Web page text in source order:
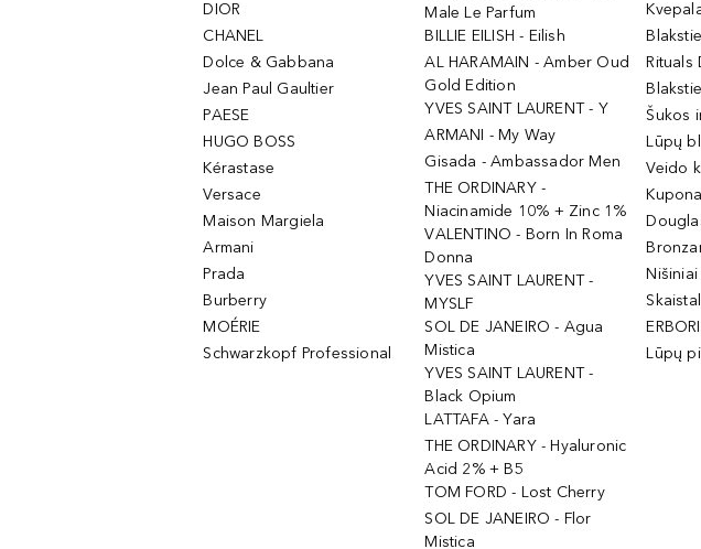
DIOR
CHANEL
Dolce & Gabbana
Jean Paul Gaultier
PAESE
HUGO BOSS
Kérastase
Versace
Maison Margiela
Armani
Prada
Burberry
MOÉRIE
Schwarzkopf Professional
Male Le Parfum
BILLIE EILISH - Eilish
AL HARAMAIN - Amber Oud
Gold Edition
YVES SAINT LAURENT - Y
ARMANI - My Way
Gisada - Ambassador Men
THE ORDINARY -
Niacinamide 10% + Zinc 1%
VALENTINO - Born In Roma
Donna
YVES SAINT LAURENT -
MYSLF
SOL DE JANEIRO - Agua
Mistica
YVES SAINT LAURENT -
Black Opium
LATTAFA - Yara
THE ORDINARY - Hyaluronic
Acid 2% + B5
TOM FORD - Lost Cherry
SOL DE JANEIRO - Flor
Mistica
Rituals
Šukos
Lūpų
Veido
Lūpų